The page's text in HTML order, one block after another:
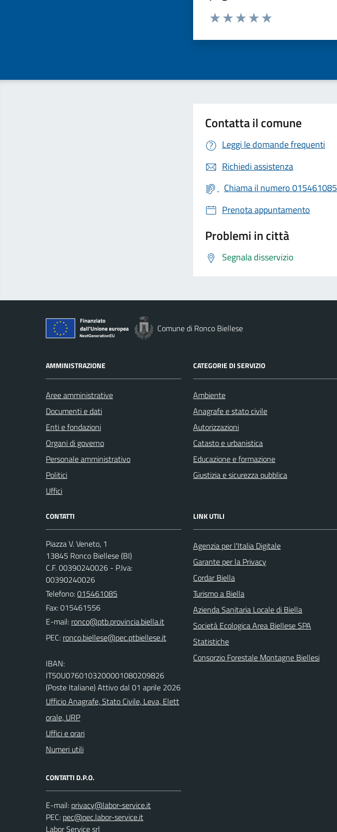
Valuta da 1 a 5 stelle la pagina
Contatta il comune
Leggi le domande frequenti
Richiedi assistenza
Chiama il numero 015461085
Prenota appuntamento
Problemi in città
Segnala disservizio
Comune di Ronco Biellese
AMMINISTRAZIONE
Aree amministrative
Documenti e dati
Enti e fondazioni
Organi di governo
Personale amministrativo
Politici
Uffici
CATEGORIE DI SERVIZIO
Ambiente
Anagrafe e stato civile
Autorizzazioni
Catasto e urbanistica
Educazione e formazione
Giustizia e sicurezza pubblica
CONTATTI
Piazza V. Veneto, 1
13845 Ronco Biellese (BI)
C.F. 00390240026 - P.Iva:
00390240026
Telefono:015461085
Fax: 015461556
E-mail:
PEC:
IBAN:
IT50U0760103200001080209826
(Poste Italiane) Attivo dal 01 aprile 2026
Ufficio Anagrafe, Stato Civile, Leva, Elett
orale, URP
Uffici e orari
Numeri utili
CONTATTI D.P.O.
E-mail:
PEC:
Labor Service srl
LINK UTILI
Agenzia per l'Italia Digitale
Garante per la Privacy
Cordar Biella
Turismo a Biella
Azienda Sanitaria Locale di Biella
Società Ecologica Area Biellese SPA
Statistiche
Consorzio Forestale Montagne Biellesi